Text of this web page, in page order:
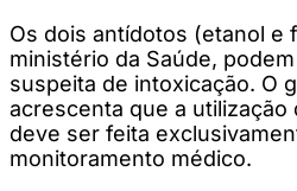
Os dois antídotos (etanol e
ministério da Saúde,
suspeita de intoxicação. O
acrescenta que a utilização
deve ser feita
monitoramento médico.